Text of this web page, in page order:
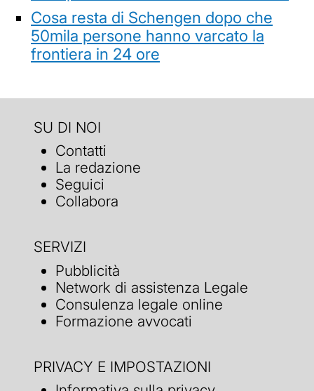
Cosa resta di Schengen dopo che
50mila persone hanno varcato la
frontiera in 24 ore
SU DI NOI
Contatti
La redazione
Seguici
Collabora
SERVIZI
Pubblicità
Network di assistenza Legale
Consulenza legale online
Formazione avvocati
PRIVACY E IMPOSTAZIONI